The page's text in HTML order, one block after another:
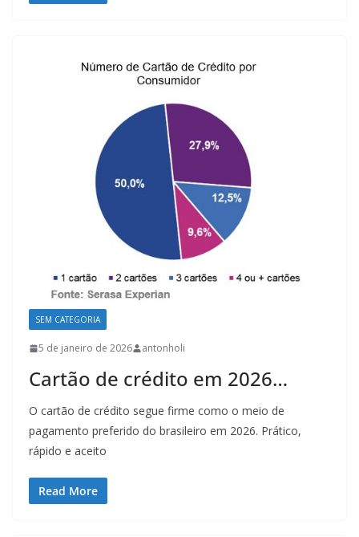
SEM CATEGORIA
5 de janeiro de 2026 antonholi
Cartão de crédito em 2026…
O cartão de crédito segue firme como o meio de
pagamento preferido do brasileiro em 2026. Prático,
rápido e aceito
Read More